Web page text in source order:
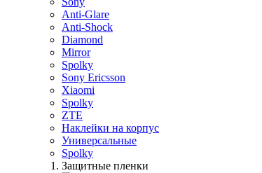
Anti-Glare
Anti-Shock
Diamond
Mirror
Spolky
Sony Ericsson
Xiaomi
Spolky
ZTE
Наклейки на корпус
Универсальные
Spolky
Защитные пленки